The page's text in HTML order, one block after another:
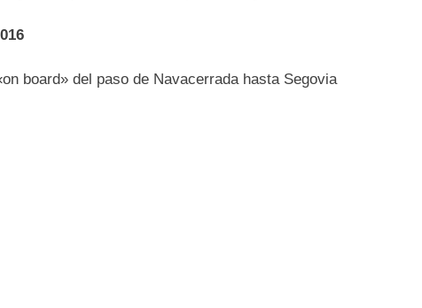
board» del paso de Navacerrada hasta Segovia